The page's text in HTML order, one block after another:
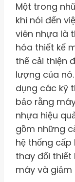
Một trong
khi nói đến
viên nhựa là
hóa thiết kế
thể cải thiện
lượng của
dụng các kỹ
bảo rằng
nhựa hiệu
gồm những
hệ thống cấp
thay đổi thiết
máy và giảm